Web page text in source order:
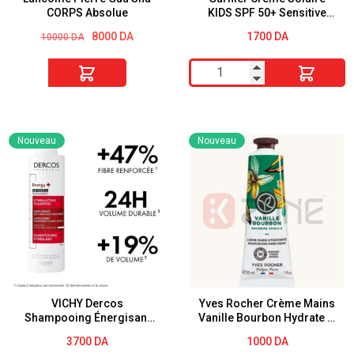
CORPS Absolue
10000DA
Le
initial
10000 DA.
8000 DA
Le
actuel
8000 DA.
Pierre
Gua
CORPS
Absolue
KIDS SPF 50+ Sensitive
1700 DA
quantité
de
Crème
Solaire
SPF
Hypoallergénique
ml
VICHY Dercos
Shampooing Énergisant
Nouveau
3700 DA
Yves Rocher Crème Mains
Vanille Bourbon Hydrate et
peau. 30 ml
Nouveau
1000 DA